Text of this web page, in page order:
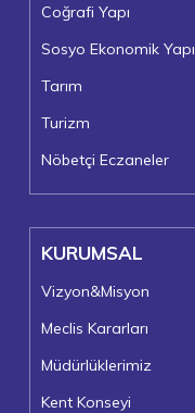
Coğrafi Yapı
Sosyo Ekonomik Yapı
Tarım
Turizm
Nöbetçi Eczaneler
KURUMSAL
Vizyon&Misyon
Meclis Kararları
Müdürlüklerimiz
Kent Konseyi